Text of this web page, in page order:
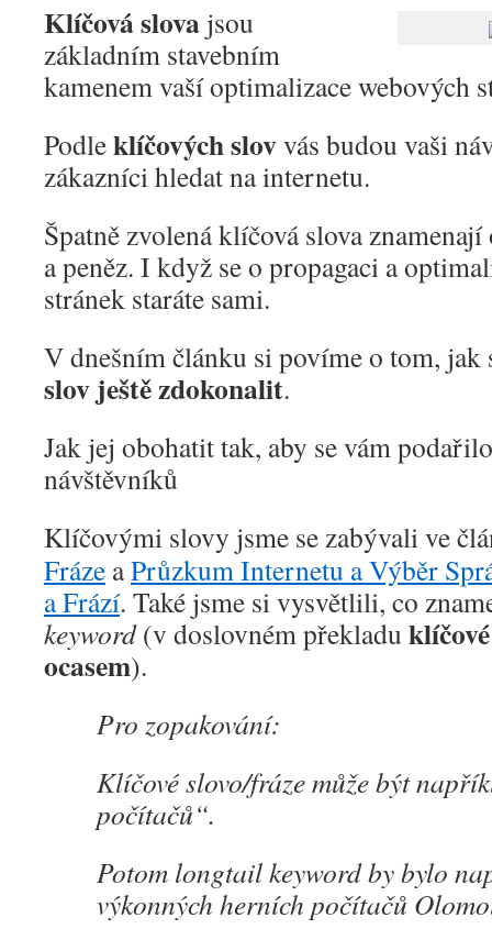
Klíčová slova jsou
základním stavebním
kamenem vaší optimalizace webových
Podleklíčových slovvás budou vaši
zákazníci hledat na internetu.
Špatně zvolená klíčová slova
a peněz. I když se o propagaci a
stránek staráte sami.
V dnešním článku si povíme o tom,
slov ještě zdokonalit.
Jak jej obohatit tak, aby se vám
návštěvníků
Klíčovými slovy jsme se zabývali ve
Fráze aPrůzkum Internetu a Výběr
a Frází. Také jsme si vysvětlili, co
keyword(v doslovném překladu
ocasem).
Pro zopakování:
Klíčové slovo/fráze může být
počítačů“.
Potom longtail keyword by bylo
výkonných herních počítačů